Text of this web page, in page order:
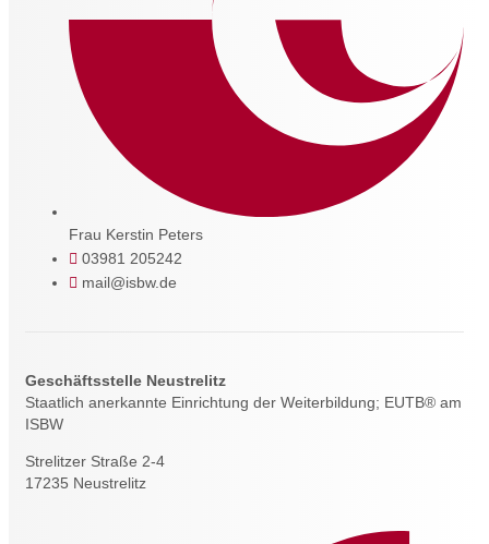
Frau Kerstin Peters
03981 205242
mail@isbw.de
Geschäftsstelle Neustrelitz
Staatlich anerkannte Einrichtung der Weiterbildung; EUTB® am
ISBW
Strelitzer Straße 2-4
17235 Neustrelitz